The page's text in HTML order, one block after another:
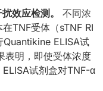
效应检测。
不同浓
TNF受体（sTNF RI
Quantikine ELISA试
表明，即使受体浓度
试剂盒对TNF-α